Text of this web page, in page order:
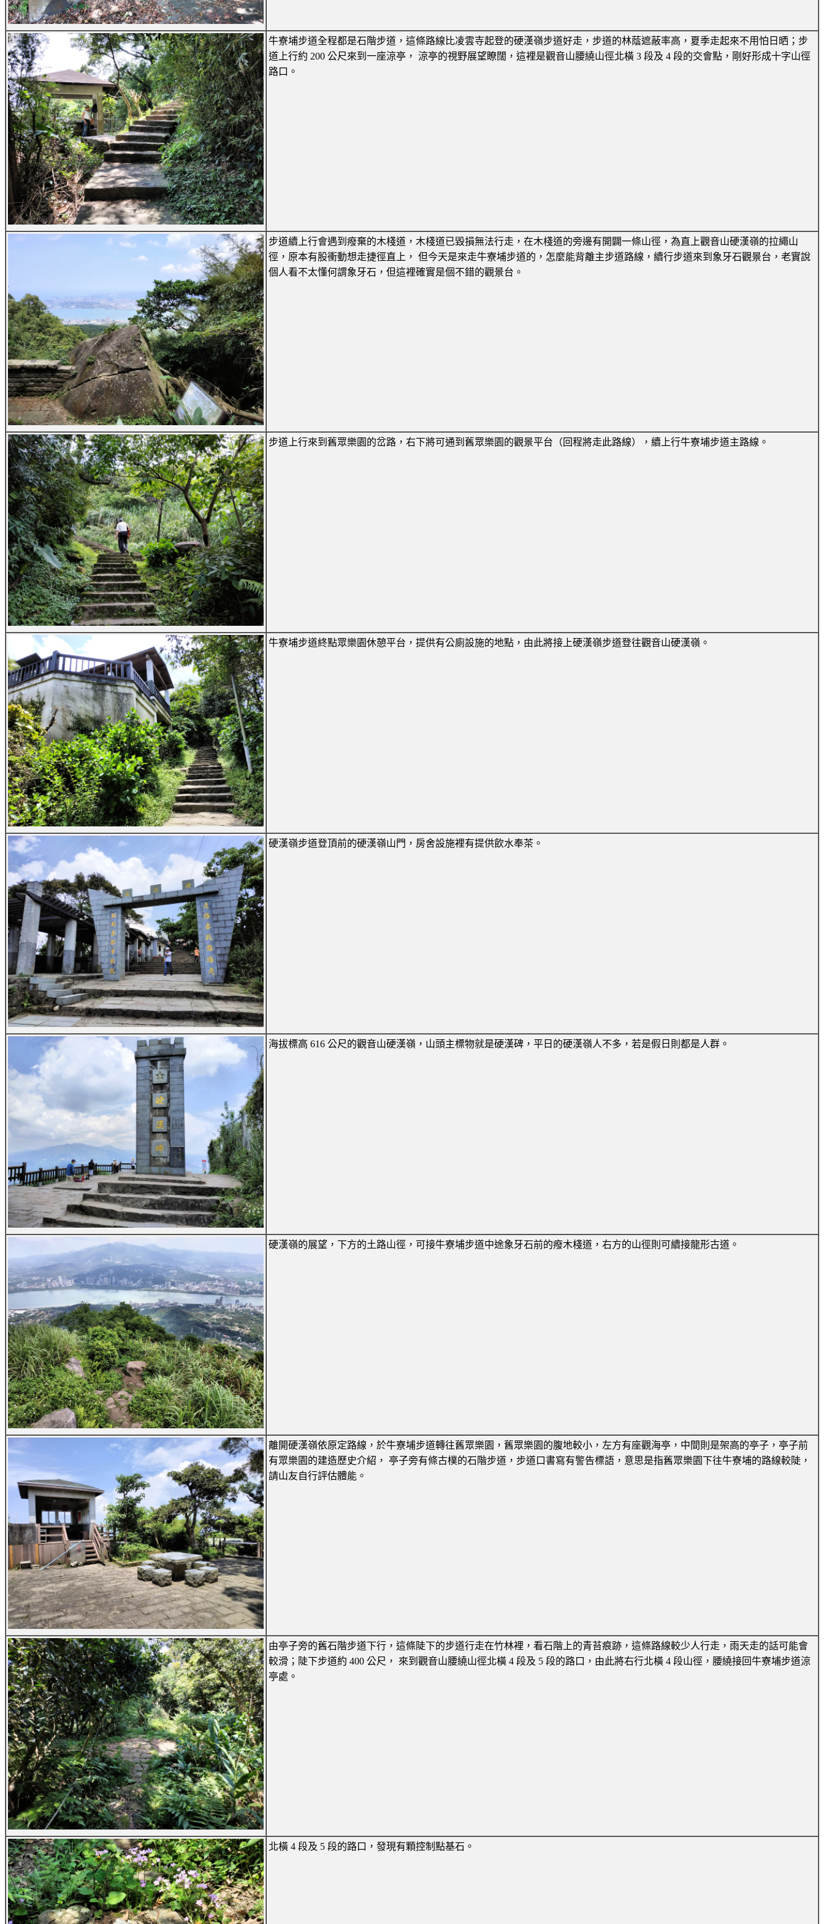
牛寮埔步道全程都是石階步道，這條路線比凌雲寺起登的硬漢嶺步道好走，步道的林蔭遮蔽率高，夏季走起來不用怕日晒；步
道上行約 200 公尺來到一座涼亭， 涼亭的視野展望瞭闊，這裡是觀音山腰繞山徑北橫 3 段及 4 段的交會點，剛好形成十字山徑
路口。
步道續上行會遇到癈棄的木棧道，木棧道已毀損無法行走，在木棧道的旁邊有開闢一條山徑，為直上觀音山硬漢嶺的拉繩山
徑，原本有股衝動想走捷徑直上， 但今天是來走牛寮埔步道的，怎麼能背離主步道路線，續行步道來到象牙石觀景台，老實說
個人看不太懂何謂象牙石，但這裡確實是個不錯的觀景台。
步道上行來到舊眾樂園的岔路，右下將可通到舊眾樂園的觀景平台（回程將走此路線），續上行牛寮埔步道主路線。
牛寮埔步道終點眾樂園休憩平台，提供有公廁設施的地點，由此將接上硬漢嶺步道登往觀音山硬漢嶺。
硬漢嶺步道登頂前的硬漢嶺山門，房舍設施裡有提供飲水奉茶。
海拔標高 616 公尺的觀音山硬漢嶺，山頭主標物就是硬漢碑，平日的硬漢嶺人不多，若是假日則都是人群。
硬漢嶺的展望，下方的土路山徑，可接牛寮埔步道中途象牙石前的癈木棧道，右方的山徑則可續接龍形古道。
離開硬漢嶺依原定路線，於牛寮埔步道轉往舊眾樂園，舊眾樂園的腹地較小，左方有座觀海亭，中間則是架高的亭子，亭子前
有眾樂園的建造歷史介紹， 亭子旁有條古樸的石階步道，步道口書寫有警告標語，意思是指舊眾樂園下往牛寮埔的路線較陡，
請山友自行評估體能。
由亭子旁的舊石階步道下行，這條陡下的步道行走在竹林裡，看石階上的青苔痕跡，這條路線較少人行走，雨天走的話可能會
較滑；陡下步道約 400 公尺， 來到觀音山腰繞山徑北橫 4 段及 5 段的路口，由此將右行北橫 4 段山徑，腰繞接回牛寮埔步道涼
亭處。
北橫 4 段及 5 段的路口，發現有顆控制點基石。